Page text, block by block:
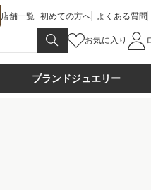
店舗一覧 初めての方へ よくある質問
お気に入り
ブランドジュエリー